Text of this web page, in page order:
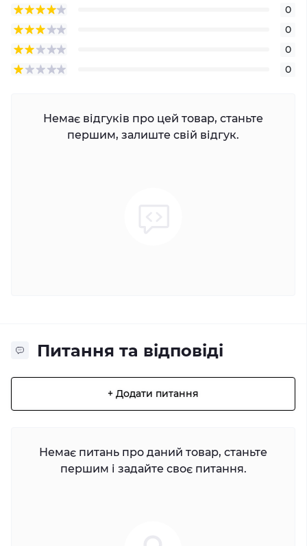
0
0
0
0
Немає відгуків про цей товар, станьте
першим, залиште свій відгук.
Питання та відповіді
+ Додати питання
Немає питань про даний товар, станьте
першим і задайте своє питання.